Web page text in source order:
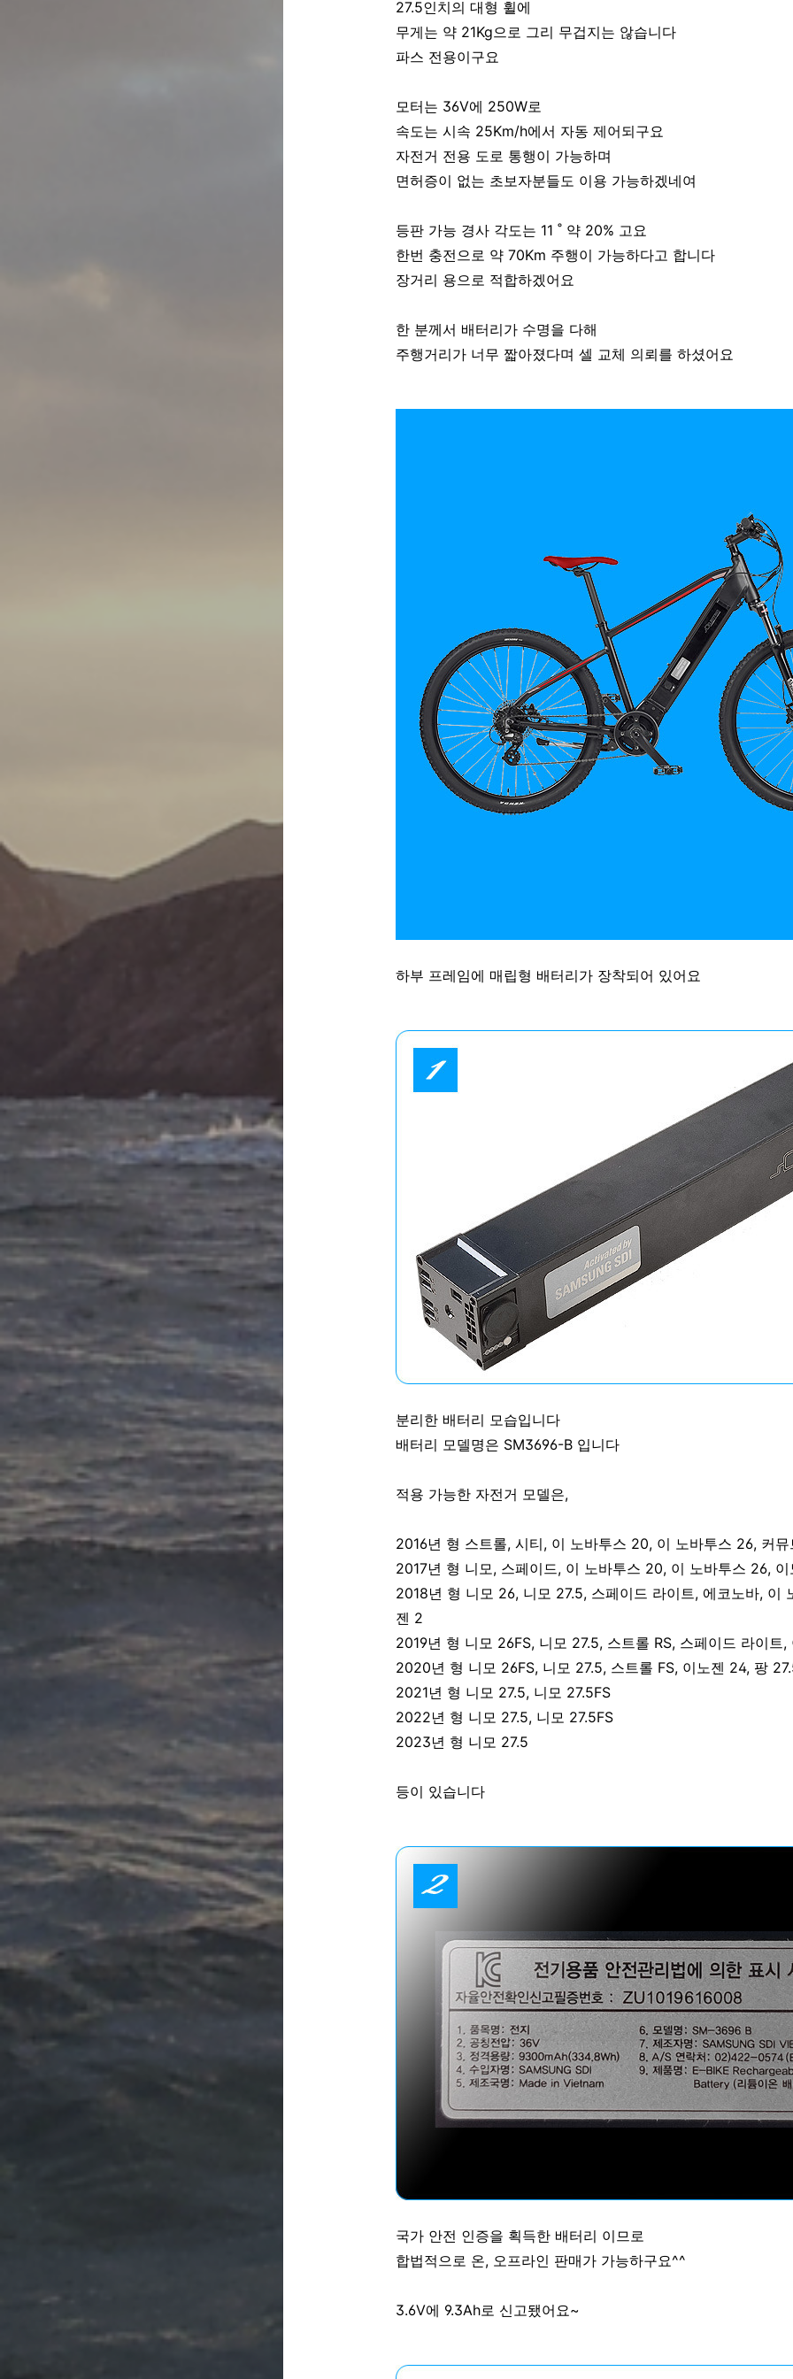
27.5인치의 대형 휠에
무게는 약 21Kg으로 그리 무겁지는 않습니다
파스 전용이구요
모터는 36V에 250W로
속도는 시속 25Km/h에서 자동 제어되구요
자전거 전용 도로 통행이 가능하며
면허증이 없는 초보자분들도 이용 가능하겠네여
등판 가능 경사 각도는 11 ˚ 약 20% 고요
한번 충전으로 약 70Km 주행이 가능하다고 합니다
장거리 용으로 적합하겠어요
한 분께서 배터리가 수명을 다해
주행거리가 너무 짧아졌다며 셀 교체 의뢰를 하셨어요
하부 프레임에 매립형 배터리가 장착되어 있어요
분리한 배터리 모습입니다
배터리 모델명은 SM3696-B 입니다
적용 가능한 자전거 모델은,
2016년 형 스트롤, 시티, 이 노바투스 20, 이 노바투스 26, 커뮤
2017년 형 니모, 스페이드, 이 노바투스 20, 이 노바투스 26, 이
2018년 형 니모 26, 니모 27.5, 스페이드 라이트, 에코노바, 이
젠 2
2019년 형 니모 26FS, 니모 27.5, 스트롤 RS, 스페이드 라이트,
2020년 형 니모 26FS, 니모 27.5, 스트롤 FS, 이노젠 24, 팡
2021년 형 니모 27.5, 니모 27.5FS
2022년 형 니모 27.5, 니모 27.5FS
2023년 형 니모 27.5
등이 있습니다
국가 안전 인증을 획득한 배터리 이므로
합법적으로 온, 오프라인 판매가 가능하구요^^
3.6V에 9.3Ah로 신고됐어요~